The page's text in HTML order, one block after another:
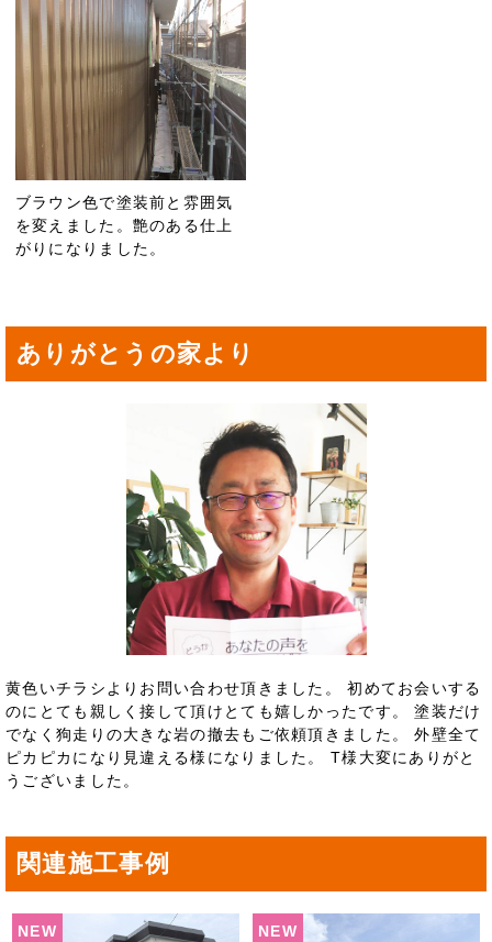
ブラウン色で塗装前と雰囲気
を変えました。艶のある仕上
がりになりました。
ありがとうの家より
黄色いチラシよりお問い合わせ頂きました。 初めてお会いする
のにとても親しく接して頂けとても嬉しかったです。 塗装だけ
でなく狗走りの大きな岩の撤去もご依頼頂きました。 外壁全て
ピカピカになり見違える様になりました。 T様大変にありがと
うございました。
関連施工事例
NEW NEW